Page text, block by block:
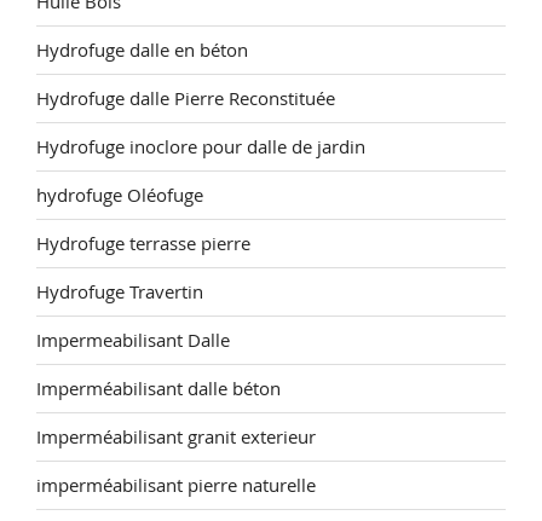
Hydrofuge dalle en béton
Hydrofuge dalle Pierre Reconstituée
Hydrofuge inoclore pour dalle de jardin
hydrofuge Oléofuge
Hydrofuge terrasse pierre
Hydrofuge Travertin
Impermeabilisant Dalle
Imperméabilisant dalle béton
Imperméabilisant granit exterieur
imperméabilisant pierre naturelle